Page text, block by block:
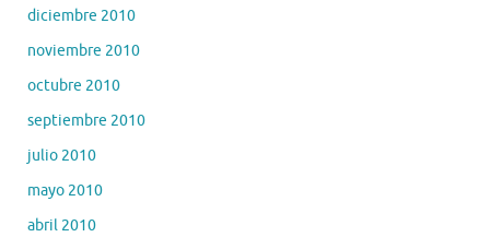
diciembre 2010
noviembre 2010
octubre 2010
septiembre 2010
julio 2010
mayo 2010
abril 2010